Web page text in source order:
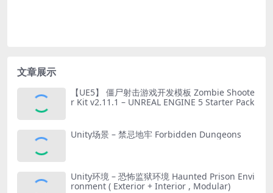
文章展示
【UE5】 僵尸射击游戏开发模板 Zombie Shoote
r Kit v2.11.1 – UNREAL ENGINE 5 Starter Pack
Unity场景 – 禁忌地牢 Forbidden Dungeons
Unity环境 – 恐怖监狱环境 Haunted Prison Envi
ronment ( Exterior + Interior , Modular)